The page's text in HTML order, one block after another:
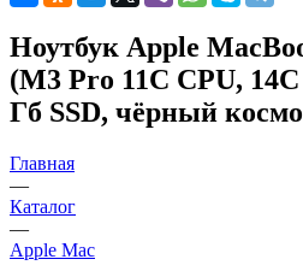
Ноутбук Apple
(M3 Pro 11C CPU,
Гб SSD, чёрный
Главная
—
Каталог
—
Apple Mac